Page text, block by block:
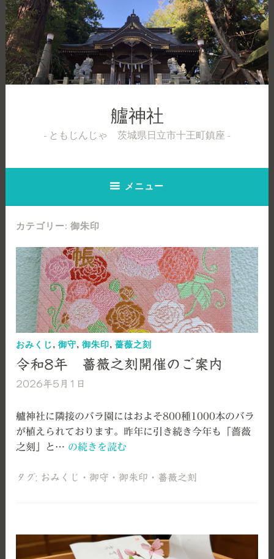
コ
ン
テ
ン
ツ
へ
艫神社
ともじんじゃ 茨城県日立市十王町鎮座
メニュー
カテゴリー:御朱印
おみくじ,御守,御朱印,薔薇之刻
令和8年 薔薇之刻開催のご案内
2026年5月1日
社
艫神社に隣接のバラ園にはおよそ800種1000本のバラ
が植えられております。昨年に引き続き今年も「薔薇
之刻」と… 令
8
之
刻
の続きを読む
タグ: おみくじ ・御守 ・御朱印 ・ 薔薇之刻